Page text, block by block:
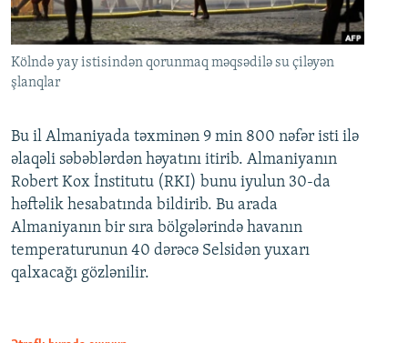
Kölndə yay istisindən qorunmaq məqsədilə su çiləyən
şlanqlar
Bu il Almaniyada təxminən 9 min 800 nəfər isti ilə
əlaqəli səbəblərdən həyatını itirib. Almaniyanın
Robert Kox İnstitutu (RKI) bunu iyulun 30-da
həftəlik hesabatında bildirib. Bu arada
Almaniyanın bir sıra bölgələrində havanın
temperaturunun 40 dərəcə Selsidən yuxarı
qalxacağı gözlənilir.